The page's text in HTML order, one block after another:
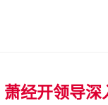
经开领导